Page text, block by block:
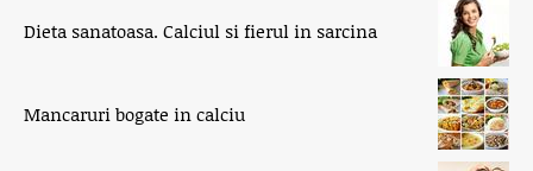
Dieta sanatoasa. Calciul si fierul in sarcina
Mancaruri bogate in calciu